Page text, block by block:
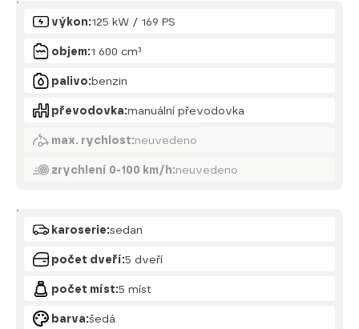
Motor
výkon:125 kW / 169 PS
objem:1 600 cm³
palivo:benzin
převodovka:manuální převodovka
max. rychlost:neuvedeno
zrychlení 0-100 km/h:neuvedeno
Karoserie
karoserie:sedan
počet dveří:5 dveří
počet míst:5 míst
barva:šedá